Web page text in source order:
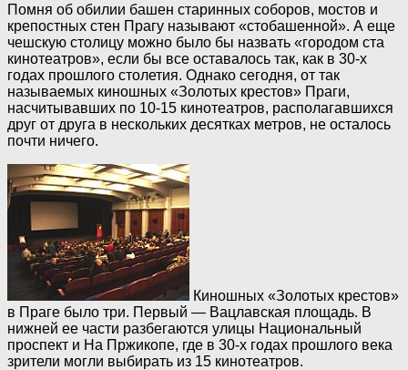
Помня об обилии башен старинных соборов, мостов и
крепостных стен Прагу называют «стобашенной». А еще
чешскую столицу можно было бы назвать «городом ста
кинотеатров», если бы все оставалось так, как в 30-х
годах прошлого столетия. Однако сегодня, от так
называемых киношных «Золотых крестов» Праги,
насчитывавших по 10-15 кинотеатров, располагавшихся
друг от друга в нескольких десятках метров, не осталось
почти ничего.
Киношных «Золотых крестов»
в Праге было три. Первый — Вацлавская площадь. В
нижней ее части разбегаются улицы Национальный
проспект и На Пржикопе, где в 30-х годах прошлого века
зрители могли выбирать из 15 кинотеатров.